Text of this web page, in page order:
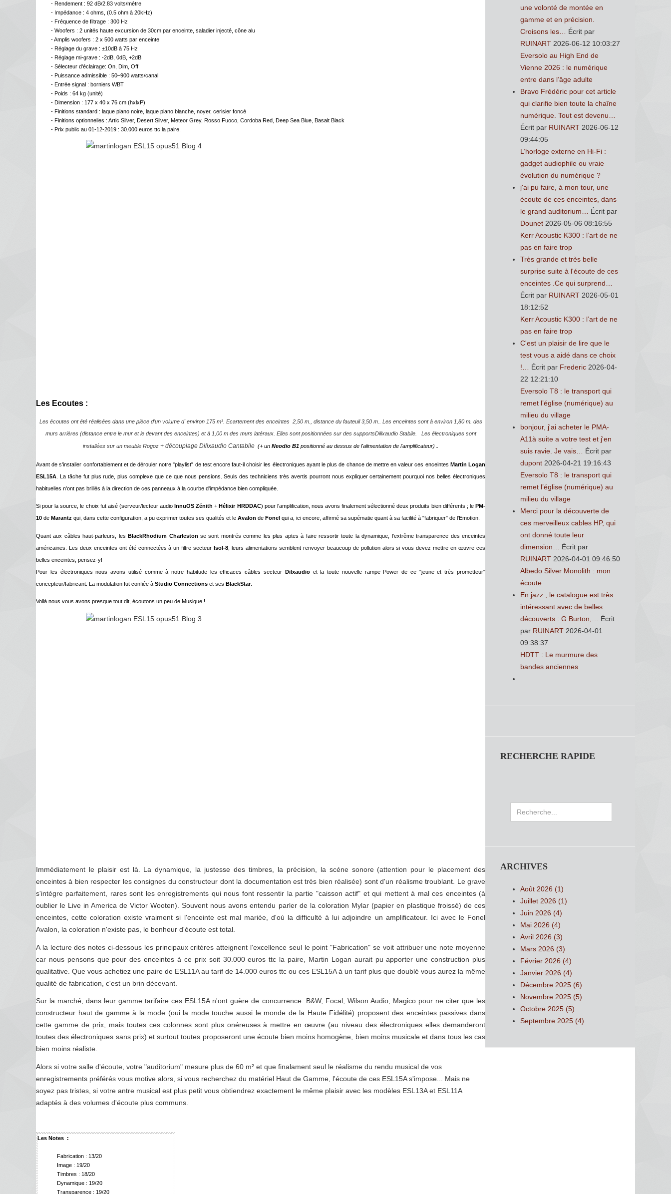
- Rendement : 92 dB/2.83 volts/mètre
- Impédance : 4 ohms, (0.5 ohm à 20kHz)
- Fréquence de filtrage : 300 Hz
- Woofers : 2 unités haute excursion de 30cm par enceinte, saladier injecté, cône alu
- Amplis woofers : 2 x 500 watts par enceinte
- Réglage du grave : ±10dB à 75 Hz
- Réglage mi-grave : -2dB, 0dB, +2dB
- Sélecteur d'éclairage: On, Dim, Off
- Puissance admissible : 50–900 watts/canal
- Entrée signal : borniers WBT
- Poids : 64 kg (unité)
- Dimension : 177 x 40 x 76 cm (hxlxP)
- Finitions standard : laque piano noire, laque piano blanche, noyer, cerisier foncé
- Finitions optionnelles : Artic Silver, Desert Silver, Meteor Grey, Rosso Fuoco, Cordoba Red, Deep Sea Blue, Basalt Black
- Prix public au 01-12-2019 : 30.000 euros ttc la paire.
Les Ecoutes :
Les écoutes ont été réalisées dans une pièce d'un volume d' environ 175 m³. Ecartement des enceintes 2,50 m., distance du fauteuil 3,50 m.. Les enceintes sont à environ 1,80 m. des
murs arrières (distance entre le mur et le devant des enceintes) et à 1,00 m des murs latéraux. Elles sont positionnées sur des supportsDilixaudio Stabile.
Les électroniques sont
installées sur un meuble Rogoz + découplage Dilixaudio Cantabile (+ un Neodio B1 positionné au dessus de l'alimentation de l'amplificateur) .
Avant de s'installer confortablement et de dérouler notre "playlist" de test encore faut-il choisir les électroniques ayant le plus de chance de mettre en valeur ces enceintes Martin Logan
ESL15A . La tâche fut plus rude, plus complexe que ce que nous pensions. Seuls des techniciens très avertis pourront nous expliquer certainement pourquoi nos belles électroniques
habituelles n'ont pas brillés à la direction de ces panneaux à la courbe d'impédance bien compliquée.
Si pour la source, le choix fut aisé (serveur/lecteur audio InnuOS Zénith + Hélixir HRDDAC) pour l'amplification, nous avons finalement sélectionné deux produits bien différents ; le PM-
10 de Marantz qui, dans cette configuration, a pu exprimer toutes ses qualités et le Avalon de Fonel qui a, ici encore, affirmé sa supématie quant à sa facilité à "fabriquer" de l'Emotion.
Quant aux câbles haut-parleurs, lesBlackRhodium Charleston se sont montrés comme les plus aptes à faire ressortir toute la dynamique, l'extrême transparence des enceintes
américaines. Les deux enceintes ont été connectées à un filtre secteurIsol-8 , leurs alimentations semblent renvoyer beaucoup de pollution alors si vous devez mettre en œuvre ces
belles enceintes, pensez-y!
Pour les électroniques nous avons utilisé comme à notre habitude les efficaces câbles secteur Dilxaudioet la toute nouvelle rampe Power de ce "jeune et très prometteur"
concepteur/fabricant. La modulation fut confiée à Studio Connections et ses BlackStar.
Voilà nous vous avons presque tout dit, écoutons un peu de Musique !
Immédiatement le plaisir est là. La dynamique, la justesse des timbres, la précision, la scéne sonore (attention pour le placement des
enceintes à bien respecter les consignes du constructeur dont la documentation est très bien réalisée) sont d'un réalisme troublant. Le grave
s'intégre parfaitement, rares sont les enregistrements qui nous font ressentir la partie "caisson actif" et qui mettent à mal ces enceintes (à
oublier le Live in America de Victor Wooten). Souvent nous avons entendu parler de la coloration Mylar (papier en plastique froissé) de ces
enceintes, cette coloration existe vraiment si l'enceinte est mal mariée, d'où la difficulté à lui adjoindre un amplificateur. Ici avec le Fonel
Avalon, la coloration n'existe pas, le bonheur d'écoute est total.
A la lecture des notes ci-dessous les principaux critères atteignent l'excellence seul le point "Fabrication" se voit attribuer une note moyenne
car nous pensons que pour des enceintes à ce prix soit 30.000 euros ttc la paire, Martin Logan aurait pu apporter une construction plus
qualitative. Que vous achetiez une paire de ESL11A au tarif de 14.000 euros ttc ou ces ESL15A à un tarif plus que doublé vous aurez la même
qualité de fabrication, c'est un brin décevant.
Sur la marché, dans leur gamme tarifaire ces ESL15A n'ont guère de concurrence. B&W, Focal, Wilson Audio, Magico pour ne citer que les
constructeur haut de gamme à la mode (oui la mode touche aussi le monde de la Haute Fidélité) proposent des enceintes passives dans
cette gamme de prix, mais toutes ces colonnes sont plus onéreuses à mettre en œuvre (au niveau des électroniques elles demanderont
toutes des électroniques sans prix) et surtout toutes proposeront une écoute bien moins homogène, bien moins musicale et dans tous les cas
bien moins réaliste.
Alors si votre salle d'écoute, votre "auditorium" mesure plus de 60 m² et que finalament seul le réalisme du rendu musical de vos
enregistrements préférés vous motive alors, si vous recherchez du matériel Haut de Gamme, l'écoute de ces ESL15A s'impose... Mais ne
soyez pas tristes, si votre antre musical est plus petit vous obtiendrez exactement le même plaisir avec les modèles ESL13A et ESL11A
adaptés à des volumes d'écoute plus communs.
Les Notes :
Fabrication : 13/20
Image : 19/20
Timbres : 18/20
Dynamique : 19/20
Transparence : 19/20
une volonté de montée en
gamme et en précision.
Croisons les…
Écrit par
RUINART 2026-06-12 10:03:27
Eversolo au High End de
Vienne 2026 : le numérique
entre dans l’âge adulte
Bravo Frédéric pour cet article
qui clarifie bien toute la chaîne
numérique. Tout est devenu…
Écrit par RUINART 2026-06-12
09:44:05
L’horloge externe en Hi-Fi :
gadget audiophile ou vraie
évolution du numérique ?
j'ai pu faire, à mon tour, une
écoute de ces enceintes, dans
le grand auditorium…
Écrit par
Dounet 2026-05-06 08:16:55
Kerr Acoustic K300 : l’art de ne
pas en faire trop
Très grande et très belle
surprise suite à l'écoute de ces
enceintes .Ce qui surprend…
Écrit par RUINART 2026-05-01
18:12:52
Kerr Acoustic K300 : l’art de ne
pas en faire trop
C'est un plaisir de lire que le
test vous a aidé dans ce choix
!…
Écrit par Frederic 2026-04-
22 12:21:10
Eversolo T8 : le transport qui
remet l’église (numérique) au
milieu du village
bonjour, j'ai acheter le PMA-
A11à suite a votre test et j'en
suis ravie. Je vais…
Écrit par
dupont 2026-04-21 19:16:43
Eversolo T8 : le transport qui
remet l’église (numérique) au
milieu du village
Merci pour la découverte de
ces merveilleux cables HP, qui
ont donné toute leur
dimension…
Écrit par
RUINART 2026-04-01 09:46:50
Albedo Silver Monolith : mon
écoute
En jazz , le catalogue est très
intéressant avec de belles
découverts : G Burton,…
Écrit
par RUINART 2026-04-01
09:38:37
HDTT : Le murmure des
bandes anciennes
RECHERCHE RAPIDE
Rechercher
ARCHIVES
Août 2026 (1)
Juillet 2026 (1)
Juin 2026 (4)
Mai 2026 (4)
Avril 2026 (3)
Mars 2026 (3)
Février 2026 (4)
Janvier 2026 (4)
Décembre 2025 (6)
Novembre 2025 (5)
Octobre 2025 (5)
Septembre 2025 (4)